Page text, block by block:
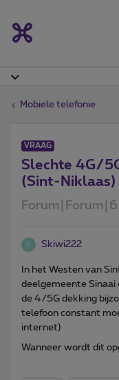
Mobiele telefonie
VRAAG
Slechte 4G/
(Sint-Niklaas)
Forum|Forum|6
S Skiwi222
In het Westen van
deelgemeente Sinaai
de 4/5G dekking
telefoon constant
internet)
Wanneer wordt dit